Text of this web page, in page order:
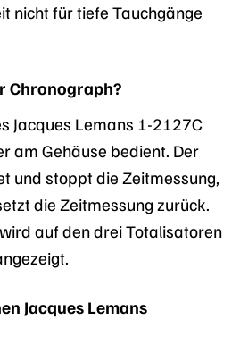
nicht für tiefe Tauchgänge
Chronograph?
Jacques Lemans 1-2127C
am Gehäuse bedient. Der
und stoppt die Zeitmessung,
die Zeitmessung zurück.
auf den drei Totalisatoren
Jacques Lemans